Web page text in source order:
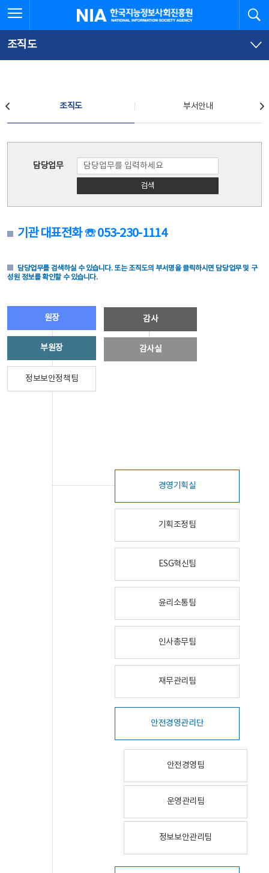
문
로
가
체
뉴
바
가
한국지능정보사회진흥원
조직도
조직도 부서안내
담당업무
검색
기관 대표전화 ☏ 053-230-1114
담당업무를 검색하실 수 있습니다. 또는 조직도의 부서명을 클릭하시면 담당업무 및 구
성원 정보를 확인할 수 있습니다.
원장
부원장
정보보안정책팀
감사
감사실
경영기획실
기획조정팀
ESG혁신팀
윤리소통팀
인사총무팀
재무관리팀
안전경영관리단
안전경영팀
운영관리팀
정보보안관리팀